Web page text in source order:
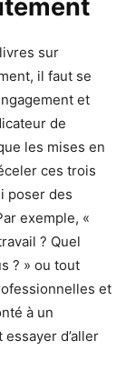
sur
il faut se
et
de
les mises en
ces trois
poser des
exemple, «
? Quel
? » ou tout
et
à un
d’aller